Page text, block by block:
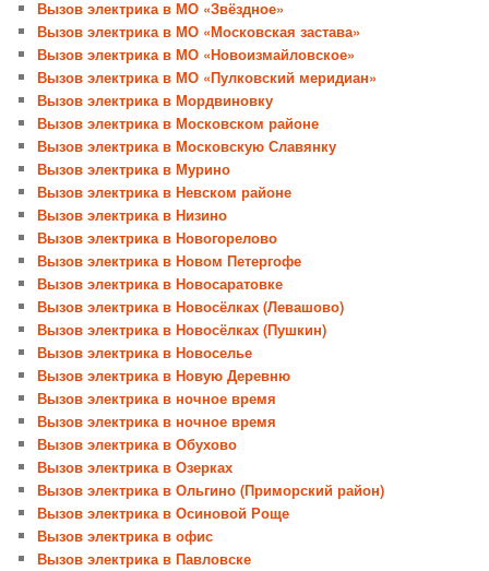
Вызов электрика в МО «Звёздное»
Вызов электрика в МО «Московская застава»
Вызов электрика в МО «Новоизмайловское»
Вызов электрика в МО «Пулковский меридиан»
Вызов электрика в Мордвиновку
Вызов электрика в Московском районе
Вызов электрика в Московскую Славянку
Вызов электрика в Мурино
Вызов электрика в Невском районе
Вызов электрика в Низино
Вызов электрика в Новогорелово
Вызов электрика в Новом Петергофе
Вызов электрика в Новосаратовке
Вызов электрика в Новосёлках (Левашово)
Вызов электрика в Новосёлках (Пушкин)
Вызов электрика в Новоселье
Вызов электрика в Новую Деревню
Вызов электрика в ночное время
Вызов электрика в ночное время
Вызов электрика в Обухово
Вызов электрика в Озерках
Вызов электрика в Ольгино (Приморский район)
Вызов электрика в Осиновой Роще
Вызов электрика в офис
Вызов электрика в Павловске